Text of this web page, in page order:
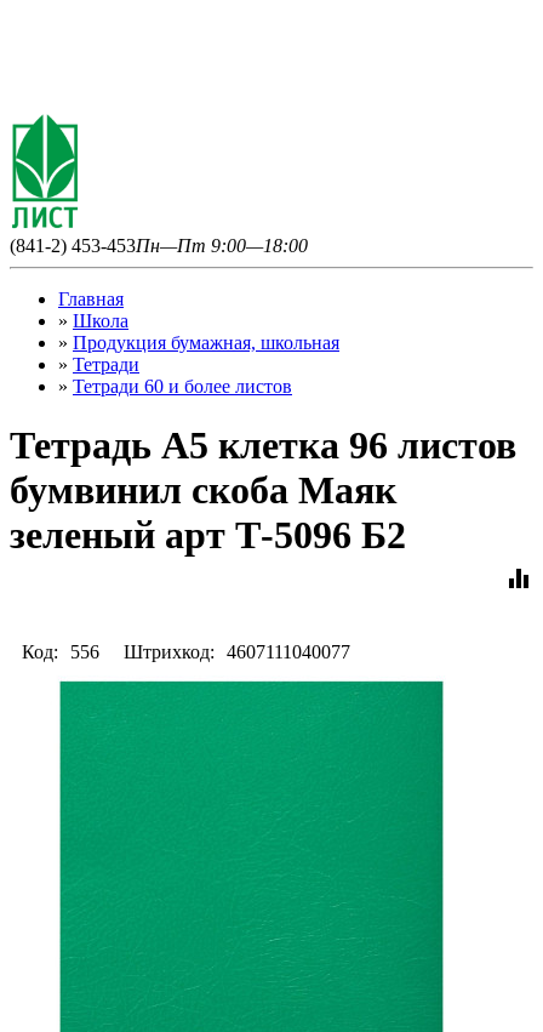
(841-2) 453-453Пн—Пт 9:00—18:00
Главная
» Школа
» Продукция бумажная, школьная
» Тетради
» Тетради 60 и более листов
Тетрадь А5 клетка 96 листов
бумвинил скоба Маяк
зеленый арт Т-5096 Б2
equalizer
Код: 556 Штрихкод: 4607111040077